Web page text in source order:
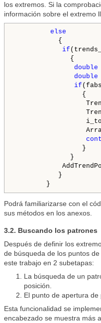
los extremos. Si la
información sobre el extremo
else
{
if
{
double
double
if
{
}
}
}
Podrá familiarizarse con el
sus métodos en los anexos.
3.2. Buscando los patrones
Después de definir los
de búsqueda de los puntos
este trabajo en 2 subetapas:
La búsqueda de un
posición.
El punto de apertura
Esta funcionalidad se
encabezado se muestra más